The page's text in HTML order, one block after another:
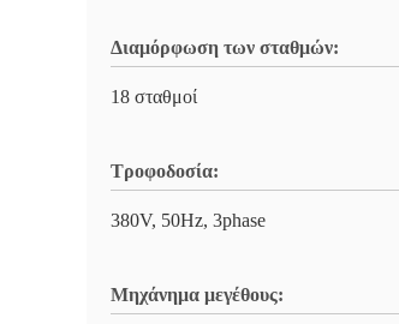
Διαμόρφωση των σταθμών:
18 σταθμοί
Τροφοδοσία:
380V, 50Hz, 3phase
Μηχάνημα μεγέθους: